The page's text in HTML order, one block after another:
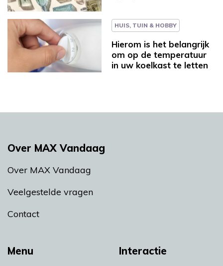
HUIS, TUIN & HOBBY
Hierom is het belangrijk
om op de temperatuur
in uw koelkast te letten
Menu Interactie
Over MAX Vandaag
Over MAX Vandaag
Veelgestelde vragen
Contact